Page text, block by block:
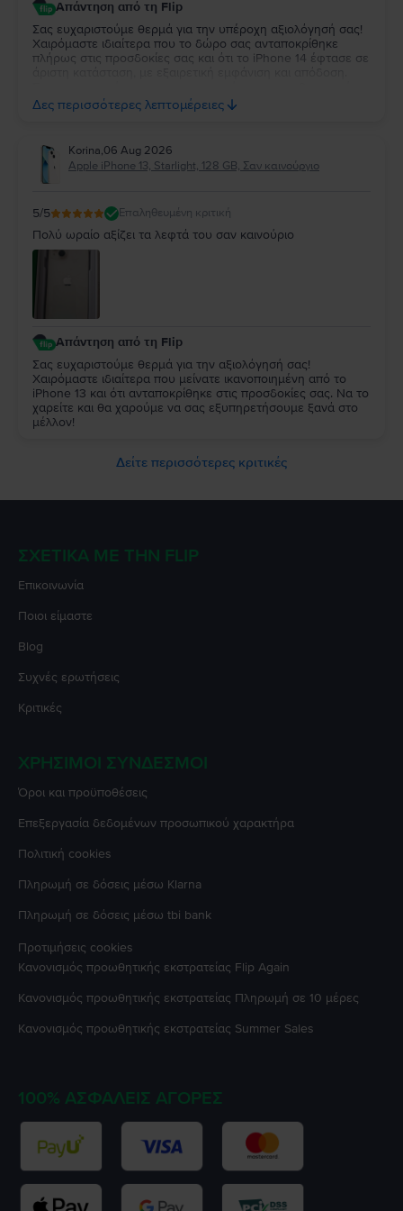
Απάντηση από τη Flip
Σας ευχαριστούμε θερμά για την υπέροχη αξιολόγησή σας!
Χαιρόμαστε ιδιαίτερα που το δώρο σας ανταποκρίθηκε
πλήρως στις προσδοκίες σας και ότι το iPhone 14 έφτασε σε
πολύ να σας εξυπηρετήσουμε ξανά στην επόμενη αγορά
σας!
Δες περισσότερες λεπτομέρειες
Korina,06 Aug 2026
Apple iPhone 13, Starlight, 128 GB, Σαν καινούργιο
5/5 Επαληθευμένη κριτική
Πολύ ωραίο αξίζει τα λεφτά του σαν καινούριο
Απάντηση από τη Flip
Σας ευχαριστούμε θερμά για την αξιολόγησή σας!
Χαιρόμαστε ιδιαίτερα που μείνατε ικανοποιημένη από το
iPhone 13 και ότι ανταποκρίθηκε στις προσδοκίες σας. Να το
χαρείτε και θα χαρούμε να σας εξυπηρετήσουμε ξανά στο
μέλλον!
Δείτε περισσότερες κριτικές
ΣΧΕΤΙΚΆ ΜΕ ΤΗΝ FLIP
Επικοινωνία
Ποιοι είμαστε
Blog
Συχνές ερωτήσεις
Κριτικές
ΧΡΉΣΙΜΟΙ ΣΎΝΔΕΣΜΟΙ
Όροι και προϋποθέσεις
Επεξεργασία δεδομένων προσωπικού χαρακτήρα
Πολιτική cookies
Πληρωμή σε δόσεις μέσω Klarna
Πληρωμή σε δόσεις μέσω tbi bank
Προτιμήσεις cookies
Κανονισμός προωθητικής εκστρατείας Flip Again
Κανονισμός προωθητικής εκστρατείας Πληρωμή σε 10 μέρες
Κανονισμός προωθητικής εκστρατείας Summer Sales
100% ΑΣΦΑΛΕΊΣ ΑΓΟΡΈΣ